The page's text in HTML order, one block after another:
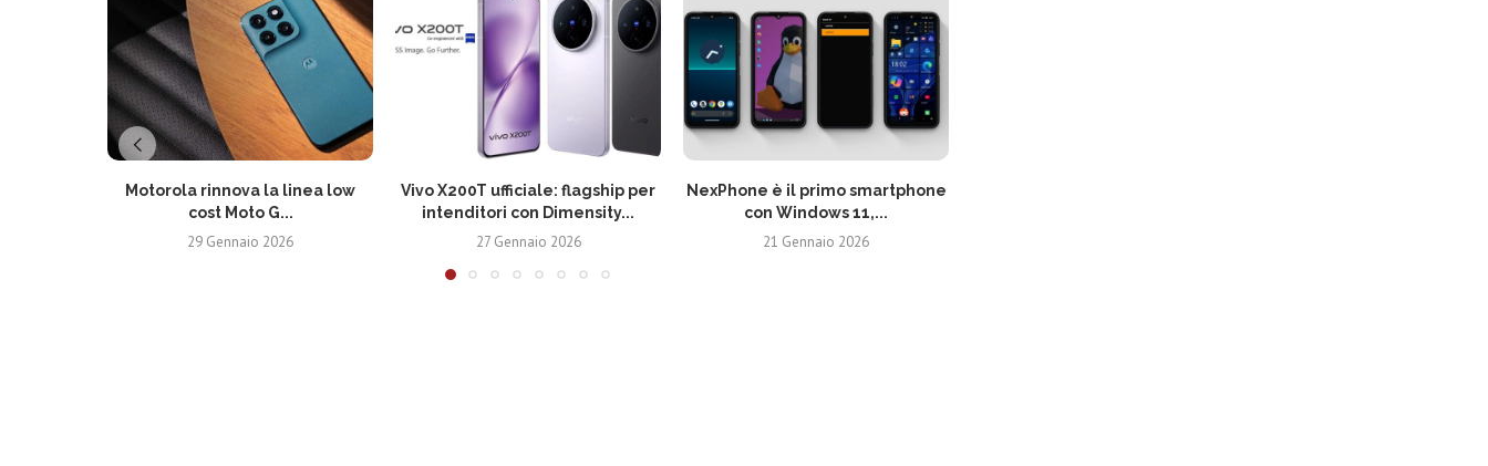
Motorola rinnova la linea low
cost Moto G...
29 Gennaio 2026
Vivo X200T ufficiale: flagship per
intenditori con Dimensity...
27 Gennaio 2026
NexPhone è il primo smartphone
con Windows 11,...
21 Gennaio 2026